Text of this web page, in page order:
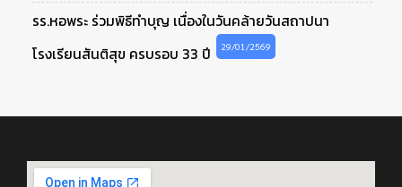
รร.หอพระ ร่วมพิธีทำบุญ เนื่องในวันคล้ายวันสถาปนา
โรงเรียนสันติสุข ครบรอบ 33 ปี
29/01/2569